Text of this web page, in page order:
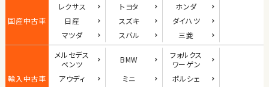
ダイハツ
コペン
2
国産中古車
レクサス トヨタ
ホンダ
日産
スズキ
ダイハツ
マツダ
スバル 三菱
輸入中古車
メルセデス
ベンツ
BMW
フォルクス
ワーゲン
アウディ
ミニ
ポルシェ